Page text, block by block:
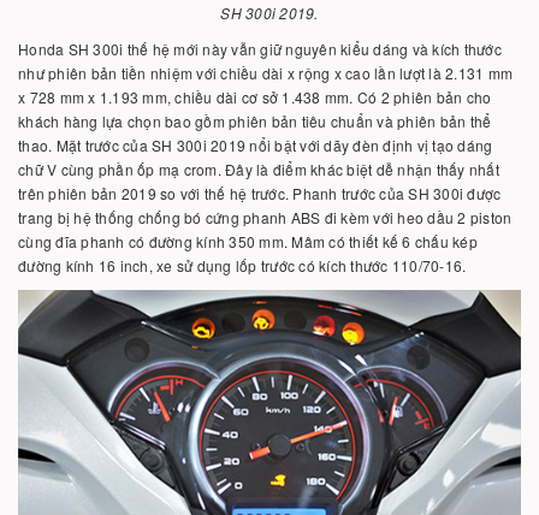
SH 300i 2019.
Honda SH 300i thế hệ mới này vẫn giữ nguyên kiểu dáng và kích thước
như phiên bản tiền nhiệm với chiều dài x rộng x cao lần lượt là 2.131 mm
x 728 mm x 1.193 mm, chiều dài cơ sở 1.438 mm. Có 2 phiên bản cho
khách hàng lựa chọn bao gồm phiên bản tiêu chuẩn và phiên bản thể
thao. Mặt trước của SH 300i 2019 nổi bật với dãy đèn định vị tạo dáng
chữ V cùng phần ốp mạ crom. Đây là điểm khác biệt dễ nhận thấy nhất
trên phiên bản 2019 so với thế hệ trước. Phanh trước của SH 300i được
trang bị hệ thống chống bó cứng phanh ABS đi kèm với heo dầu 2 piston
cùng đĩa phanh có đường kính 350 mm. Mâm có thiết kế 6 chấu kép
đường kính 16 inch, xe sử dụng lốp trước có kích thước 110/70-16.